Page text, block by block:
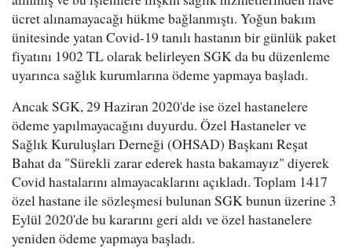
ücret alınamayacağı hükme bağlanmıştı. Yoğun bakım
ünitesinde yatan Covid-19 tanılı hastanın bir günlük paket
fiyatını 1902 TL olarak belirleyen SGK da bu düzenleme
uyarınca sağlık kurumlarına ödeme yapmaya başladı.
Ancak SGK, 29 Haziran 2020'de ise özel hastanelere
ödeme yapılmayacağını duyurdu. Özel Hastaneler ve
Sağlık Kuruluşları Derneği (OHSAD) Başkanı Reşat
Bahat da "Sürekli zarar ederek hasta bakamayız" diyerek
Covid hastalarını almayacaklarını açıkladı. Toplam 1417
özel hastane ile sözleşmesi bulunan SGK bunun üzerine 3
Eylül 2020'de bu kararını geri aldı ve özel hastanelere
yeniden ödeme yapmaya başladı.